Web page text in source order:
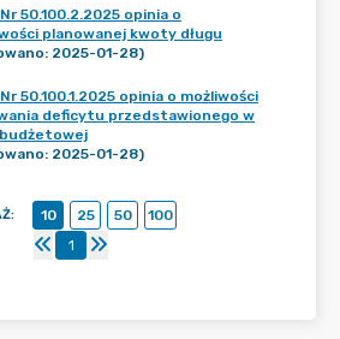
50.100.2.2025 opinia o
planowanej kwoty długu
2025-01-28)
50.100.1.2025 opinia o możliwości
deficytu przedstawionego w
2025-01-28)
: 10 25 50
100
1